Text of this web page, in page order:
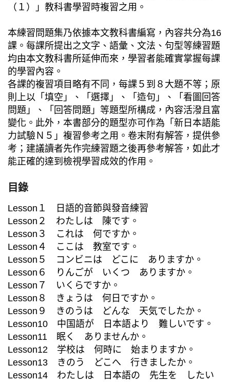
（１）」教科書學習時複習之用。
本練習問題集乃依據本文教科書編寫，內容共分為16
課。每課所提出之文字、語彙、文法、句型等練習題
均由本文教科書所延伸而來，學習者能確實掌握每課
的學習內容。
各課的複習項目略有不同，每課５到８大題不等；原
則上以「填空」、「選擇」、「造句」、「看圖回答
問題」、「回答問題」等題型所構成，內容活潑且富
變化。此外，本書部分的題型亦可作為「新日本語能
力試驗Ｎ５」複習參考之用。卷末附有解答，提供參
考；建議讀者先作完練習題之後再參考解答，如此才
能正確的達到檢視學習成效的作用。
目錄
Lesson１ 日語的音節與發音練習
Lesson２ わたしは 陳です。
Lesson３ これは 何ですか。
Lesson４ ここは 教室です。
Lesson５ コンビニは どこに ありますか。
Lesson６ りんごが いくつ ありますか。
Lesson７ いくらですか。
Lesson８ きょうは 何日ですか。
Lesson９ きのうは どんな 天気でしたか。
Lesson10 中国語が 日本語より 難しいです。
Lesson11 眠く ありませんか。
Lesson12 学校は 何時に 始まりますか。
Lesson13 きのう どこへ 行きましたか。
Lesson14 わたしは 日本語の 先生を したい